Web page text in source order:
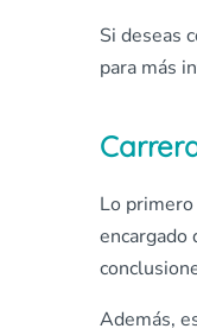
Si deseas
para más
Lo
encargado
Además,